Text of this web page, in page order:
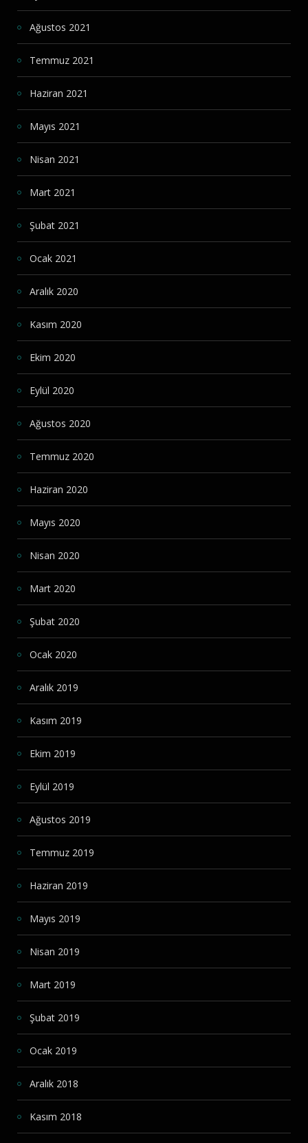
Ağustos 2021
Temmuz 2021
Haziran 2021
Mayıs 2021
Nisan 2021
Mart 2021
Şubat 2021
Ocak 2021
Aralık 2020
Kasım 2020
Ekim 2020
Eylül 2020
Ağustos 2020
Temmuz 2020
Haziran 2020
Mayıs 2020
Nisan 2020
Mart 2020
Şubat 2020
Ocak 2020
Aralık 2019
Kasım 2019
Ekim 2019
Eylül 2019
Ağustos 2019
Temmuz 2019
Haziran 2019
Mayıs 2019
Nisan 2019
Mart 2019
Şubat 2019
Ocak 2019
Aralık 2018
Kasım 2018